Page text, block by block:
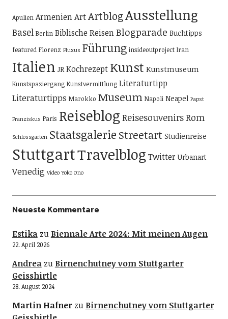
Apulien ArmenienArtArtblogAusstellung
Basel Berlin Biblische ReisenBlogparade Buchtipps
featured Florenz Fluxus Führung insideoutproject Iran
Italien JR Kochrezept Kunst Kunstmuseum
Kunstspaziergang Kunstvermittlung Literaturtipp
Literaturtipps Marokko Museum Napoli Neapel Papst
Franziskus Paris Reiseblog ReisesouvenirsRom
Schlossgarten Staatsgalerie Streetart Studienreise
StuttgartTravelblog Twitter Urbanart
Venedig Video Yoko Ono
Neueste Kommentare
Estikazu Biennale Arte 2024: Mit meinen Augen
22. April 2026
Andreazu Birnenchutney vom Stuttgarter
Geisshirtle
28. August 2024
Martin Hafnerzu Birnenchutney vom Stuttgarter